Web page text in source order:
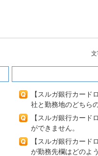
文
【スルガ銀行カード
社と勤務地のどちら
【スルガ銀行カード
ができません。
【スルガ銀行カード
が勤務先欄はどのよ